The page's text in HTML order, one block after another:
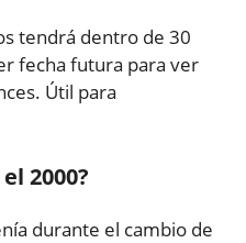
tendrá dentro de 30
fecha futura para ver
Útil para
2000?
durante el cambio de